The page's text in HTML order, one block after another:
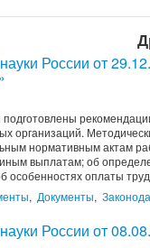
России от
организаций.
нормативным актам
выплатам; об
особенностях оплаты
, Документы,
России от